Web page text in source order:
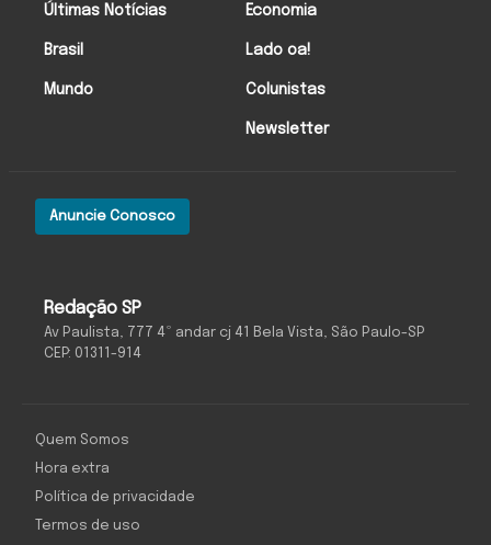
Redação SP
Av Paulista, 777 4º andar cj 41 Bela Vista, São Paulo-SP
CEP: 01311-914
Anuncie Conosco
Últimas Notícias
Brasil
Mundo
Economia
Lado oa!
Colunistas
Newsletter
Quem Somos
Hora extra
Política de privacidade
Termos de uso